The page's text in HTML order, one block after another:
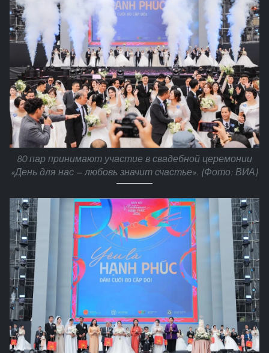
80 пар принимают участие в свадебной церемонии
«День для нас — любовь значит счастье». (Фото: ВИА)